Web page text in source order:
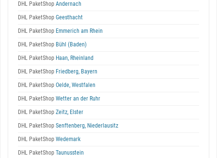
DHL PaketShop Andernach
DHL PaketShop Geesthacht
DHL PaketShop Emmerich am Rhein
DHL PaketShop Bühl (Baden)
DHL PaketShop Haan, Rheinland
DHL PaketShop Friedberg, Bayern
DHL PaketShop Oelde, Westfalen
DHL PaketShop Wetter an der Ruhr
DHL PaketShop Zeitz, Elster
DHL PaketShop Senftenberg, Niederlausitz
DHL PaketShop Wedemark
DHL PaketShop Taunusstein